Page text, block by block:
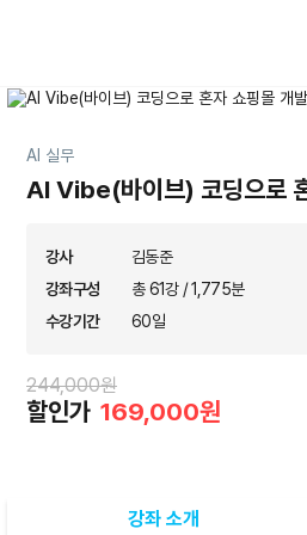
AI 실무
AI Vibe(바이브) 코딩으로
강사
김동준
강좌구성
총 61강 / 1,775분
수강기간
60일
244,000원
할인가 169,000원
강좌 소개